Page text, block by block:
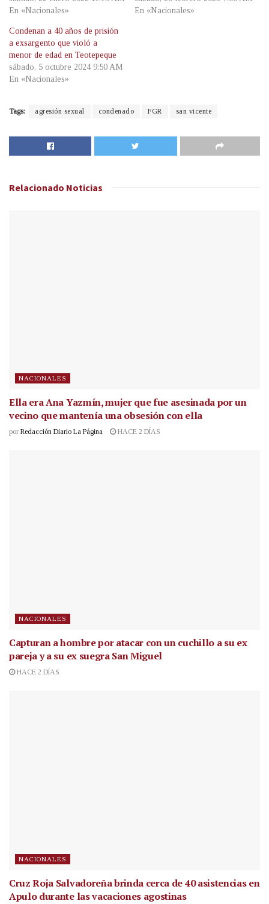
En «Nacionales»
En «Nacionales»
Condenan a 40 años de prisión
a exsargento que violó a
menor de edad en Teotepeque
sábado, 5 octubre 2024 9:50 AM
En «Nacionales»
Tags: agresión sexual condenado FGR san vicente
Relacionado Noticias
NACIONALES
Ella era Ana Yazmín, mujer que fue asesinada por un
vecino que mantenía una obsesión con ella
por Redacción Diario La Página HACE 2 DÍAS
NACIONALES
Capturan a hombre por atacar con un cuchillo a su ex
pareja y a su ex suegra San Miguel
HACE 2 DÍAS
NACIONALES
Cruz Roja Salvadoreña brinda cerca de 40 asistencias en
Apulo durante las vacaciones agostinas